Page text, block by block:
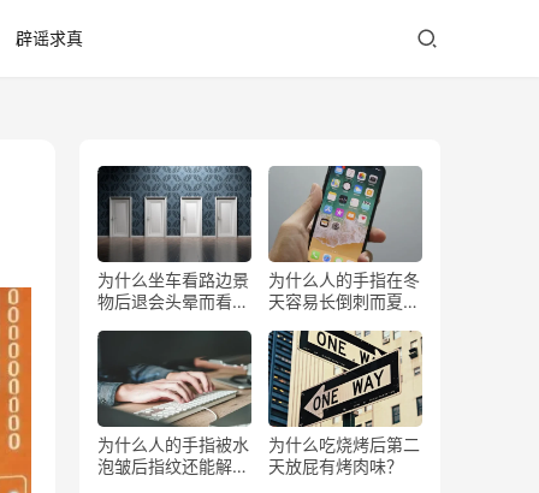
辟谣求真
为什么坐车看路边景
物后退会头晕而看前
为什么人的手指在冬
天容易长倒刺而夏天
为什么人的手指被水
泡皱后指纹还能解锁
为什么吃烧烤后第二
天放屁有烤肉味？